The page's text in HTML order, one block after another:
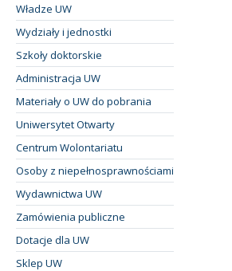
Władze UW
Wydziały i jednostki
Szkoły doktorskie
Administracja UW
Materiały o UW do pobrania
Uniwersytet Otwarty
Centrum Wolontariatu
Osoby z niepełnosprawnościami
Wydawnictwa UW
Zamówienia publiczne
Dotacje dla UW
Sklep UW